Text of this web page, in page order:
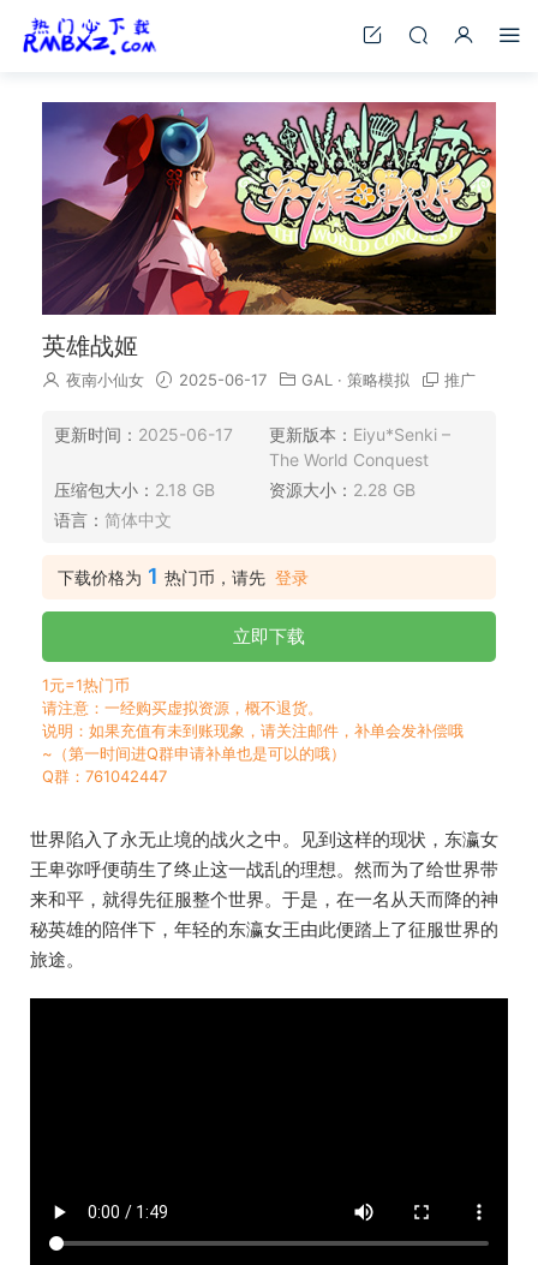
英雄战姬
夜南小仙女 2025-06-17 GAL · 策略模拟 推广
更新时间： 2025-06-17 更新版本： Eiyu*Senki –
The World Conquest
压缩包大小： 2.18 GB 资源大小： 2.28 GB
语言： 简体中文
下载价格为 1 热门币，请先 登录
立即下载
1元=1热门币
请注意：一经购买虚拟资源，概不退货。
说明：如果充值有未到账现象，请关注邮件，补单会发补偿哦
~（第一时间进Q群申请补单也是可以的哦）
Q群：761042447
世界陷入了永无止境的战火之中。见到这样的现状，东瀛女
王卑弥呼便萌生了终止这一战乱的理想。然而为了给世界带
来和平，就得先征服整个世界。于是，在一名从天而降的神
秘英雄的陪伴下，年轻的东瀛女王由此便踏上了征服世界的
旅途。